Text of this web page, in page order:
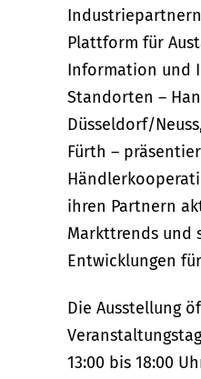
Plattform für
Information und
Standorten –
Düsseldorf/
Fürth –
ihren Partnern
Markttrends und
Entwicklungen
Die Ausstellung
13:00 bis 18:00